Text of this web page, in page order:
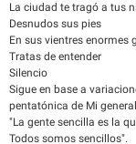
La ciudad te tragó a tus
Desnudos sus pies
En sus vientres enormes
Tratas de entender
Silencio
Sigue en base a
pentatónica de Mi
"La gente sencilla es la
Todos somos sencillos".